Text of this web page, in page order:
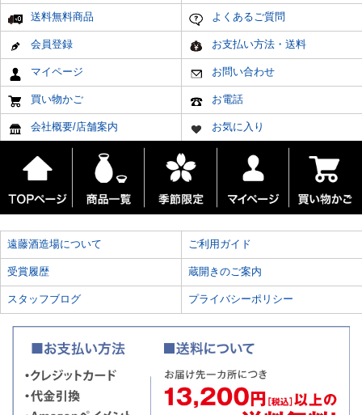
送料無料商品 よくあるご質問
会員登録 お支払い方法・送料
マイページ お問い合わせ
買い物かご お電話
会社概要/店舗案内 お気に入り
遠藤酒造場について ご利用ガイド
受賞履歴 蔵開きのご案内
スタッフブログ プライバシーポリシー